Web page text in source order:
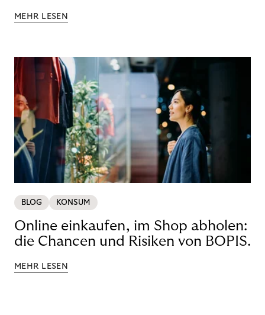
MEHR LESEN
BLOG KONSUM
Online einkaufen, im Shop abholen:
die Chancen und Risiken von BOPIS.
MEHR LESEN